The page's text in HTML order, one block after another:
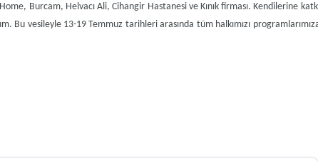
Burcam, Helvacı Ali, Cihangir Hastanesi ve Kınık firması. Kendilerine
Bu vesileyle 13-19 Temmuz tarihleri arasında tüm halkımızı